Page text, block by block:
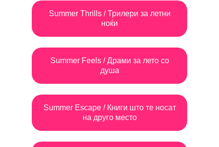
Summer Thrills / Трилери за летни
ноќи
Summer Feels / Драми за лето со
душа
Summer Escape / Книги што те носат
на друго место